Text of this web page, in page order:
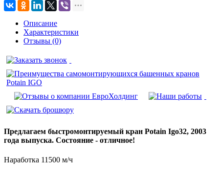
Описание
Характеристики
Отзывы (0)
Предлагаем быстромонтируемый кран Potain Igo32, 2003
года выпуска. Состояние - отличное!
Наработка 11500 м/ч